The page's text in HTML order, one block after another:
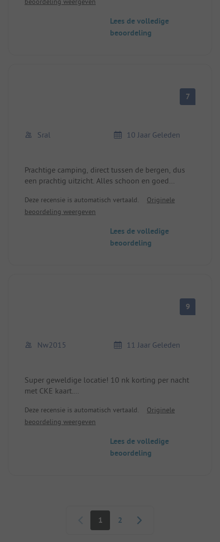
Super ligging tussen de bergen,
Lees de volledige
beoordeling
7
Sral 10 Jaar Geleden
Prachtige camping, direct tussen de bergen, dus
een prachtig uitzicht. Alles schoon en goed
minikiosk, helaas zonder ontbijtbroodjes. Kleine
speeltuin en kinderboerderij, paadje naar de rivier.
Deze recensie is automatisch vertaald.
Originele
beoordeling weergeven
Lees de volledige
beoordeling
9
Nw2015 11 Jaar Geleden
Super geweldige locatie! 10 nk korting per nacht
met CKE kaart.
gloednieuw.
Deze recensie is automatisch vertaald.
Originele
beoordeling weergeven
Lees de volledige
beoordeling
1 2